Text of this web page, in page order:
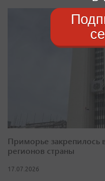
Приморье закрепилось
регионов страны
17.07.2026